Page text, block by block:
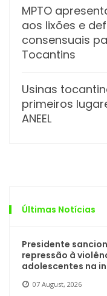
MPTO
aos lixões e
consensuais
Tocantins
Usinas
primeiros
ANEEL
Últimas Notícias
Presidente
repressão à
adolescentes na
07 August, 2026